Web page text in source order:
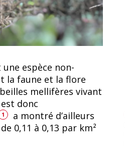
espèce non-
la faune et la flore
mellifères vivant
donc
1
a montré d’ailleurs
0,11 à 0,13 par km²